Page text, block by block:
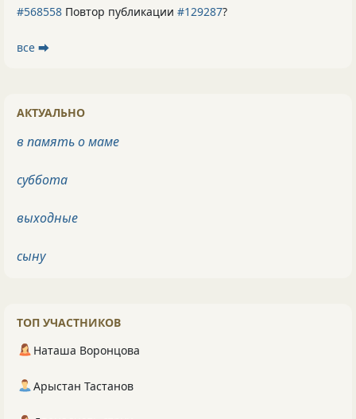
#568558 Повтор публикации #129287?
все ⮕
АКТУАЛЬНО
в память о маме
суббота
выходные
сыну
ТОП УЧАСТНИКОВ
Наташа Воронцова
Арыстан Тастанов